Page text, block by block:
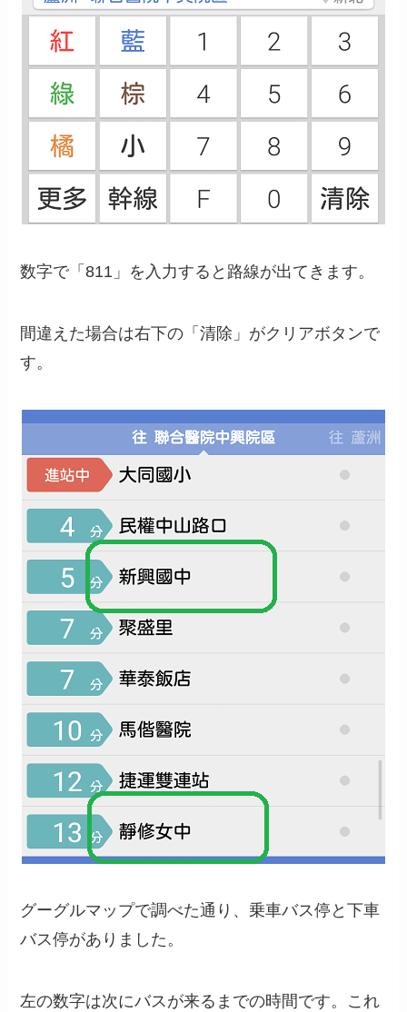
数字で「811」を入力すると路線が出てきます。
間違えた場合は右下の「清除」がクリアボタンで
す。
グーグルマップで調べた通り、乗車バス停と下車
バス停がありました。
左の数字は次にバスが来るまでの時間です。これ